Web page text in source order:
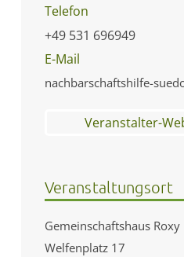
Veranstaltungsort
Gemeinschaftshaus
Welfenplatz 17
Telefon
+49 531 696949
E-Mail
nachbarschaftshilfe-
Veranstalter-